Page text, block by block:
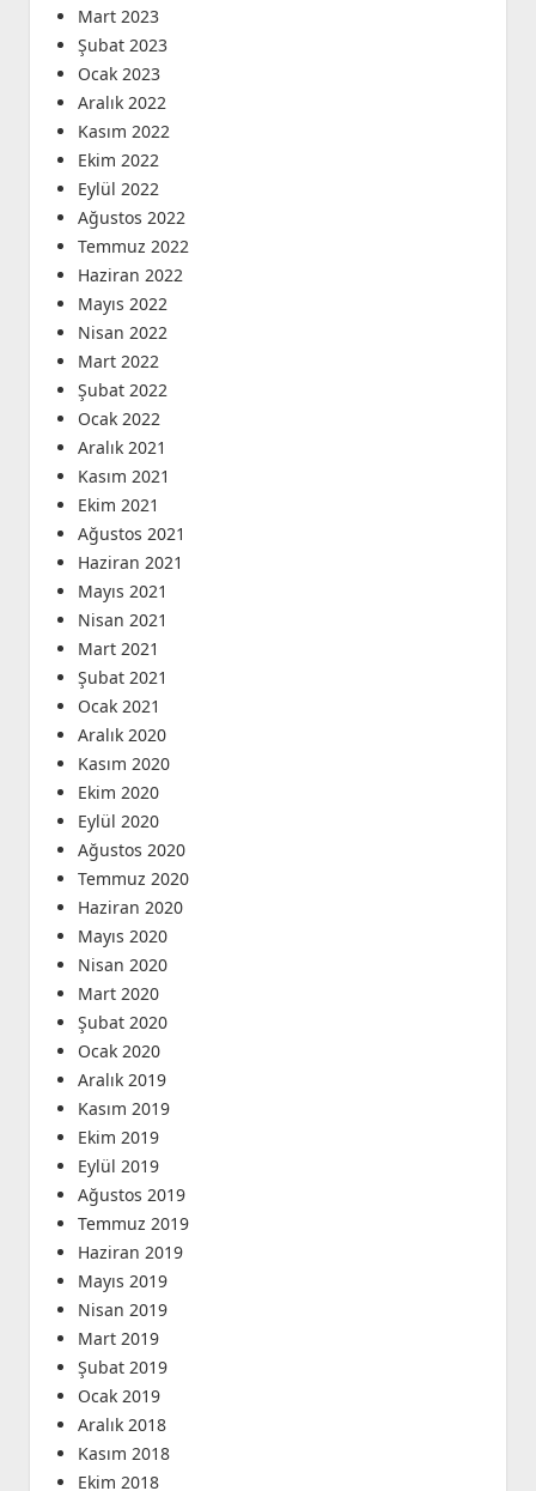
Mart 2023
Şubat 2023
Ocak 2023
Aralık 2022
Kasım 2022
Ekim 2022
Eylül 2022
Ağustos 2022
Temmuz 2022
Haziran 2022
Mayıs 2022
Nisan 2022
Mart 2022
Şubat 2022
Ocak 2022
Aralık 2021
Kasım 2021
Ekim 2021
Ağustos 2021
Haziran 2021
Mayıs 2021
Nisan 2021
Mart 2021
Şubat 2021
Ocak 2021
Aralık 2020
Kasım 2020
Ekim 2020
Eylül 2020
Ağustos 2020
Temmuz 2020
Haziran 2020
Mayıs 2020
Nisan 2020
Mart 2020
Şubat 2020
Ocak 2020
Aralık 2019
Kasım 2019
Ekim 2019
Eylül 2019
Ağustos 2019
Temmuz 2019
Haziran 2019
Mayıs 2019
Nisan 2019
Mart 2019
Şubat 2019
Ocak 2019
Aralık 2018
Kasım 2018
Ekim 2018